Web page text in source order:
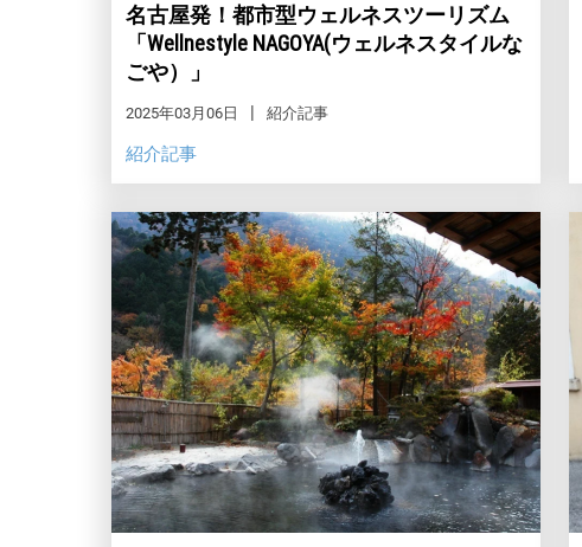
名古屋発！都市型ウェルネスツーリズム
「Wellnestyle NAGOYA(ウェルネスタイルな
ごや）」
2025年03月06日 紹介記事
紹介記事